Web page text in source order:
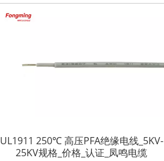
UL1911 250℃ 高压PFA绝缘电线_5KV-
25KV规格_价格_认证_凤鸣电缆